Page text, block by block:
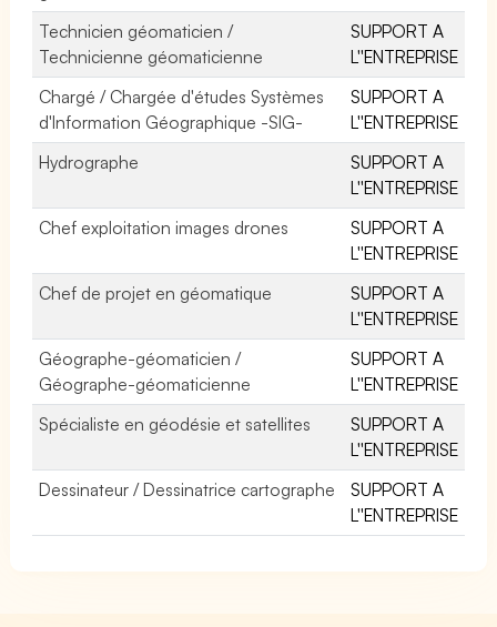
Technicien géomaticien /
Technicienne géomaticienne
SUPPORT A
L''ENTREPRISE
Chargé / Chargée d'études Systèmes
d'Information Géographique -SIG-
SUPPORT A
L''ENTREPRISE
Hydrographe
SUPPORT A
L''ENTREPRISE
Chef exploitation images drones
SUPPORT A
L''ENTREPRISE
Chef de projet en géomatique
SUPPORT A
L''ENTREPRISE
Géographe-géomaticien /
Géographe-géomaticienne
SUPPORT A
L''ENTREPRISE
Spécialiste en géodésie et satellites
SUPPORT A
L''ENTREPRISE
Dessinateur / Dessinatrice cartographe
SUPPORT A
L''ENTREPRISE